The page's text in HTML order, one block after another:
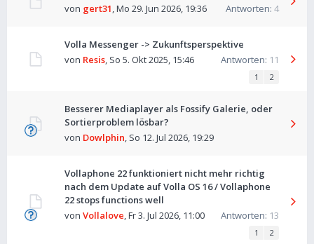
Antworten: 4
von gert31,Mo 29. Jun 2026, 19:36
Volla Messenger -> Zukunftsperspektive
Antworten: 11
von Resis, So 5. Okt 2025, 15:46
1 2
Besserer Mediaplayer als Fossify Galerie, oder
Sortierproblem lösbar?
von Dowlphin, So 12. Jul 2026, 19:29
Vollaphone 22 funktioniert nicht mehr richtig
nach dem Update auf Volla OS 16 / Vollaphone
22 stops functions well
Antworten: 13
von Vollalove,Fr 3. Jul 2026, 11:00
1 2